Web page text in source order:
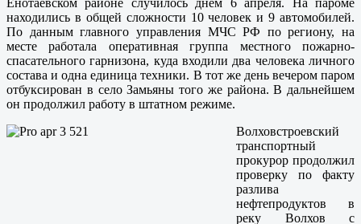
Енотаевском районе случилось днем 6 апреля. На пароме
находились в общей сложности 10 человек и 9 автомобилей.
По данным главного управления МЧС РФ по региону, на
месте работала оперативная группа местного пожарно-
спасательного гарнизона, куда входили два человека личного
состава и одна единица техники. В тот же день вечером паром
отбуксирован в село Замьяны того же района. В дальнейшем
он продолжил работу в штатном режиме.
Волховстроевский
транспортный
прокурор продолжил
проверку по факту
разлива
нефтепродуктов в
реку Волхов с